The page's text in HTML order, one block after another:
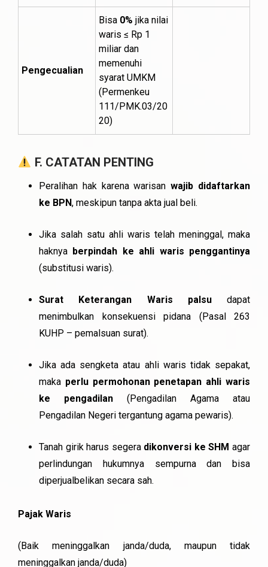
Pengecualian
Bisa 0% jika nilai
waris ≤ Rp 1
miliar dan
memenuhi
syarat UMKM
(Permenkeu
111/PMK.03/20
20)
F. CATATAN PENTING
Peralihan hak karena warisanwajib didaftarkan
ke BPN, meskipun tanpa akta jual beli.
Jika salah satu ahli waris telah meninggal, maka
haknya berpindah ke ahli waris penggantinya
(substitusi waris).
Surat Keterangan Waris palsudapat
menimbulkan konsekuensi pidana (Pasal 263
KUHP – pemalsuan surat).
Jika ada sengketa atau ahli waris tidak sepakat,
maka perlu permohonan penetapan ahli waris
ke pengadilan (Pengadilan Agama atau
Pengadilan Negeri tergantung agama pewaris).
Tanah girik harus segera dikonversi ke SHM agar
perlindungan hukumnya sempurna dan bisa
diperjualbelikan secara sah.
Pajak Waris
(Baik meninggalkan janda/duda, maupun tidak
meninggalkan janda/duda)